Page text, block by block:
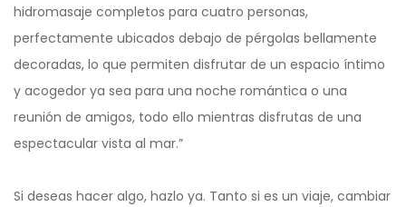
hidromasaje completos para cuatro personas,
perfectamente ubicados debajo de pérgolas bellamente
decoradas, lo que permiten disfrutar de un espacio íntimo
y acogedor ya sea para una noche romántica o una
reunión de amigos, todo ello mientras disfrutas de una
espectacular vista al mar.”
Si deseas hacer algo, hazlo ya. Tanto si es un viaje, cambiar